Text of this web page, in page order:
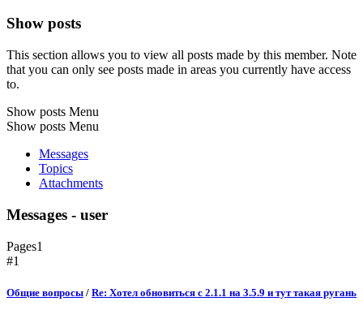
Show posts
This section allows you to view all posts made by this member. Note
that you can only see posts made in areas you currently have access
to.
Show posts Menu
Show posts Menu
Messages
Topics
Attachments
Messages - user
Pages1
#1
Общие вопросы / Re: Хотел обновиться с 2.1.1 на 3.5.9 и тут такая ругань